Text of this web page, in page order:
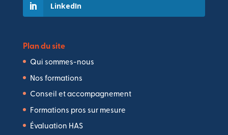
LinkedIn
Plan du site
Qui sommes-nous
Nos formations
Conseil et accompagnement
Formations pros sur mesure
Évaluation HAS